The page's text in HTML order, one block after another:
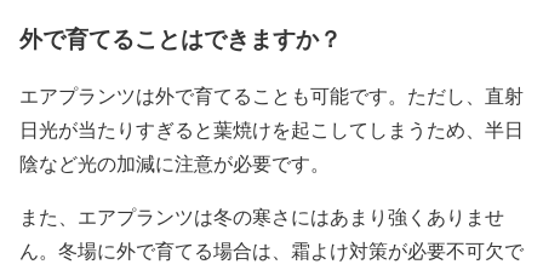
外で育てることはできますか？
エアプランツは外で育てることも可能です。ただし、直射
日光が当たりすぎると葉焼けを起こしてしまうため、半日
陰など光の加減に注意が必要です。
また、エアプランツは冬の寒さにはあまり強くありませ
ん。冬場に外で育てる場合は、霜よけ対策が必要不可欠で